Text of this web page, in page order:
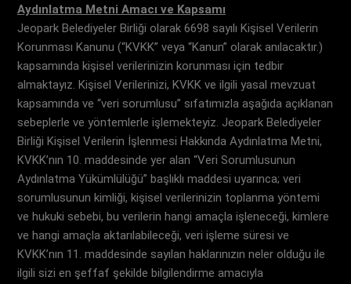
Aydınlatma Metni Amacı ve Kapsamı
Jeopark Belediyeler Birliği olarak 6698 sayılı Kişisel Verilerin
Korunması Kanunu (“KVKK” veya “Kanun” olarak anılacaktır.)
kapsamında kişisel verilerinizin korunması için tedbir
almaktayız. Kişisel Verilerinizi, KVKK ve ilgili yasal mevzuat
kapsamında ve “veri sorumlusu” sıfatımızla aşağıda açıklanan
sebeplerle ve yöntemlerle işlemekteyiz. Jeopark Belediyeler
Birliği Kişisel Verilerin İşlenmesi Hakkında Aydınlatma Metni,
KVKK’nın 10. maddesinde yer alan “Veri Sorumlusunun
Aydınlatma Yükümlülüğü” başlıklı maddesi uyarınca; veri
sorumlusunun kimliği, kişisel verilerinizin toplanma yöntemi
ve hukuki sebebi, bu verilerin hangi amaçla işleneceği, kimlere
ve hangi amaçla aktarılabileceği, veri işleme süresi ve
KVKK’nın 11. maddesinde sayılan haklarınızın neler olduğu ile
ilgili sizi en şeffaf şekilde bilgilendirme amacıyla